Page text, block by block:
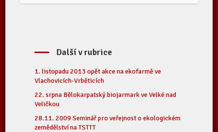
Další v rubrice
1. listopadu 2013 opět akce na ekofarmě ve
Vlachovicích-Vrběticích
22. srpna Bělokarpatský biojarmark ve Velké nad
Veličkou
28.11. 2009 Seminář pro veřejnost o ekologickém
zemědělství na TSTTT